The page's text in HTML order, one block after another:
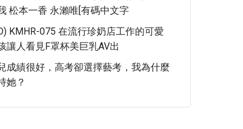
松本一香 永瀨唯[有碼中文字
KMHR-075 在流行珍奶店工作的可愛
讓人看見F罩杯美巨乳AV出
成績很好，高考卻選擇藝考，我為什麼
她？